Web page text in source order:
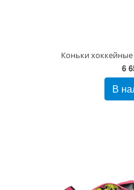
Коньки хоккейные
6
В